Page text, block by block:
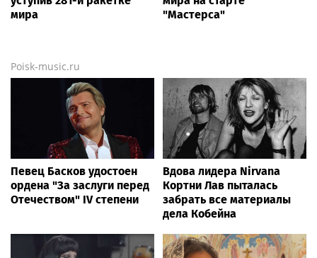
Домодедово ограничили
полеты
мошенничестве экс-
продюсеру Газманова
Россе
News.tennis